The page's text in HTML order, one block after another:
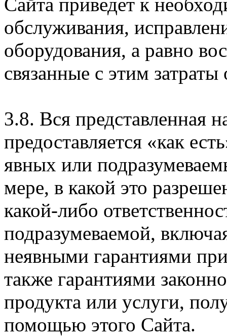
обслуживания,
оборудования, а равно
связанные с этим
3.8. Вся представленная
предоставляется «как
явных или
мере, в какой это
какой-либо
подразумеваемой,
неявными гарантиями
также гарантиями
продукта или услуги,
помощью этого Сайта.